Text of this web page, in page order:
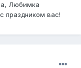
Любимка
праздником вас!